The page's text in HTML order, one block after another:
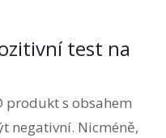
test na
produkt s obsahem
negativní. Nicméně,